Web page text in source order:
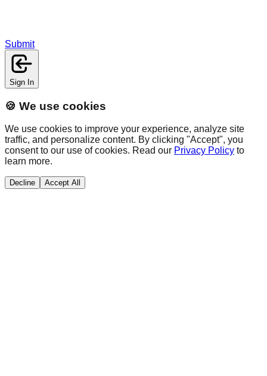
Submit
Sign In
🍪 We use cookies
We use cookies to improve your experience, analyze site
traffic, and personalize content. By clicking "Accept", you
consent to our use of cookies. Read our Privacy Policy to
learn more.
Decline Accept All